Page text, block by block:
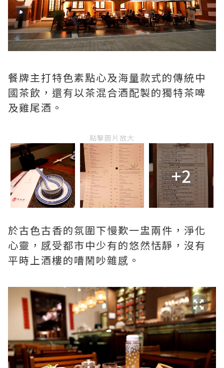
餐牌主打特色素點心及海量款式的傳統中
國茶飲，還有以茶混合酒配製的獨特茶啤
及雞尾酒。
點擊圖片放大
+2
於古色古香的氛圍下慢歎一盅兩件，淨化
心靈，感受都市中少有的悠然恬靜，沒有
平時上酒樓的嘈鬧吵雜感。